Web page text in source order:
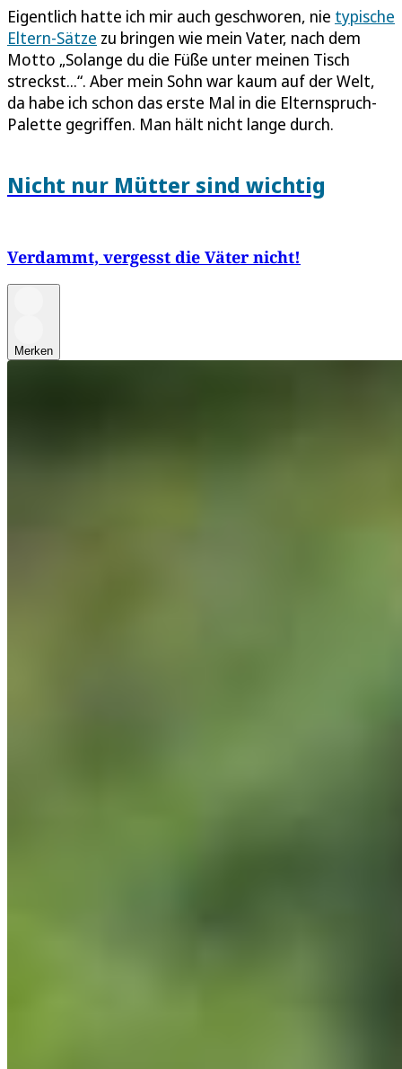
Eigentlich hatte ich mir auch geschworen, nie typische
Eltern-Sätze zu bringen wie mein Vater, nach dem
Motto „Solange du die Füße unter meinen Tisch
streckst...“. Aber mein Sohn war kaum auf der Welt,
da habe ich schon das erste Mal in die Elternspruch-
Palette gegriffen. Man hält nicht lange durch.
Nicht nur Mütter sind wichtig
Verdammt, vergesst die Väter nicht!
Merken